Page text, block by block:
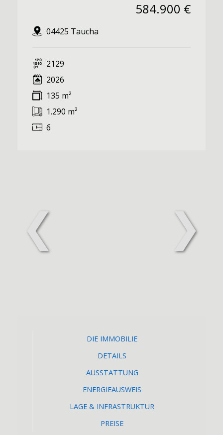
04425 Taucha
584.900 €
2129
2026
135 m²
1.290 m²
6
❮ ❯
DIE IMMOBILIE
DETAILS
AUSSTATTUNG
ENERGIEAUSWEIS
LAGE & INFRASTRUKTUR
PREISE